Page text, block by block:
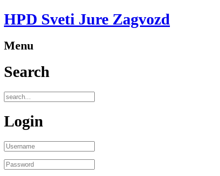
HPD Sveti Jure Zagvozd
Menu
Search
Login